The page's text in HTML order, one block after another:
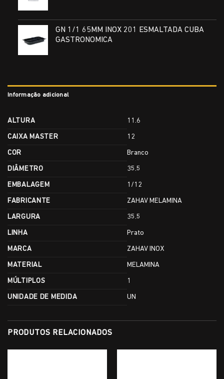
GN 1/1 65MM INOX 201 ESMALTADA CUBA
GASTRONOMICA
Informação adicional
ALTURA 11.6
CAIXA MASTER 12
COR Branco
DIÂMETRO 35.5
EMBALAGEM 1/12
FABRICANTE ZAHAV MELAMINA
LARGURA 35.5
LINHA Prato
MARCA ZAHAV INOX
MATERIAL MELAMINA
MÚLTIPLOS 1
UNIDADE DE MEDIDA UN
PRODUTOS RELACIONADOS